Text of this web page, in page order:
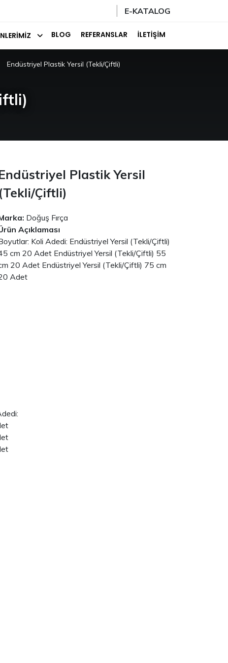
E-KATALOG
BLOG REFERANSLAR İLETIŞIM
Endüstriyel Plastik Yersil (Tekli/Çiftli)
Plastik Yersil
(Tekli/Çiftli)
Doğuş Fırça
Açıklaması
Koli Adedi: Endüstriyel Yersil (Tekli/Çiftli)
cm 20 Adet Endüstriyel Yersil (Tekli/Çiftli) 55
20 Adet Endüstriyel Yersil (Tekli/Çiftli) 75 cm
Adet